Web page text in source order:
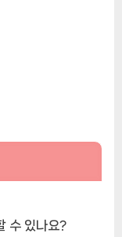
수 있나요?